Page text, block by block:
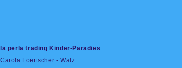
la perla trading Kinder-Paradies
Carola Loertscher - Walz